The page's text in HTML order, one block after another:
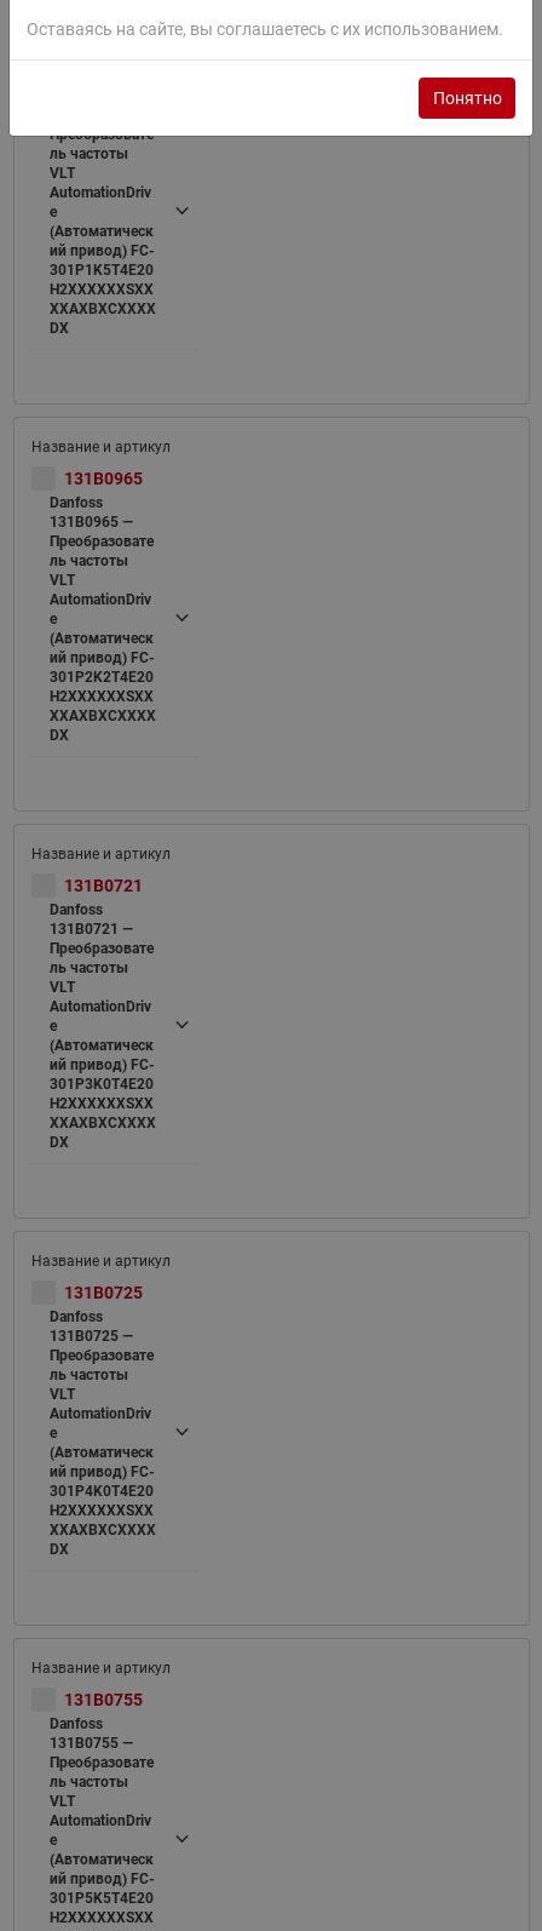
Преобразовате
ль частоты
VLT
AutomationDriv
e
(Автоматическ
ий привод) FC-
301P1K5T4E20
H2XXXXXXSXX
XXAXBXCXXXX
DX
131B0965
Danfoss
131B0965 —
Преобразовате
ль частоты
VLT
AutomationDriv
e
(Автоматическ
ий привод) FC-
301P2K2T4E20
H2XXXXXXSXX
XXAXBXCXXXX
DX
131B0721
Danfoss
131B0721 —
Преобразовате
ль частоты
VLT
AutomationDriv
e
(Автоматическ
ий привод) FC-
301P3K0T4E20
H2XXXXXXSXX
XXAXBXCXXXX
DX
131B0725
Danfoss
131B0725 —
Преобразовате
ль частоты
VLT
AutomationDriv
e
(Автоматическ
ий привод) FC-
301P4K0T4E20
H2XXXXXXSXX
XXAXBXCXXXX
DX
131B0755
Danfoss
131B0755 —
Преобразовате
ль частоты
VLT
AutomationDriv
e
(Автоматическ
ий привод) FC-
301P5K5T4E20
H2XXXXXXSXX
Оставаясь на сайте, вы соглашаетесь с их использованием.
Понятно